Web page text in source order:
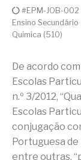
#EPM-JOB-002
Ensino Secundário
Química (510)
De acordo
Escolas
n.º 3/2012,
Escolas
conjugação
Portuguesa
entre outras,